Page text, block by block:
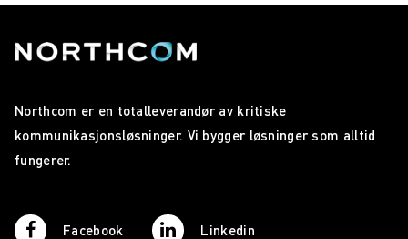
Northcom er en totalleverandør av kritiske
kommunikasjonsløsninger. Vi bygger løsninger som alltid
fungerer.
Facebook Linkedin